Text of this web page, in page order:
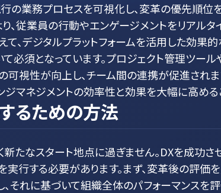
の業務プロセスを可視化し、変革の優先順位
、従業員の行動やエンゲージメントをリアルタ
て、デジタルプラットフォームを活用した効果
必須となっています。プロジェクト管理ツー
可視性が向上し、チーム間の連携が促進されま
ジマネジメントの効率性と効果を大幅に高める
るための方法
たなスタート地点に過ぎません。DXを成功
実行する必要があります。まず、変革後の評価
それに基づいて組織全体のパフォーマンスを